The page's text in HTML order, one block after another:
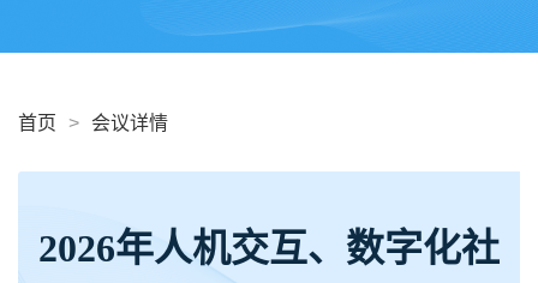
首页 > 会议详情
2026年人机交互、数字化社